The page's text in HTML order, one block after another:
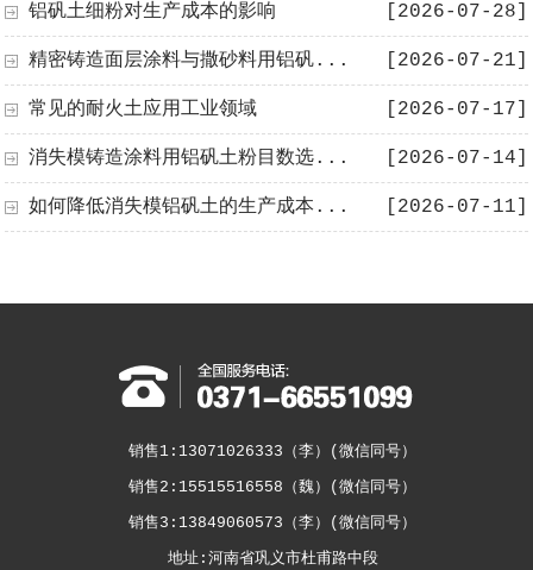
[2026-07-28]
铝矾土细粉对生产成本的影响
[2026-07-21]
精密铸造面层涂料与撒砂料用铝矾...
[2026-07-17]
常见的耐火土应用工业领域
[2026-07-14]
消失模铸造涂料用铝矾土粉目数选...
[2026-07-11]
如何降低消失模铝矾土的生产成本...
销售1:13071026333（李）(微信同号）
销售2:15515516558（魏）(微信同号）
销售3:13849060573（李）(微信同号）
地址:河南省巩义市杜甫路中段